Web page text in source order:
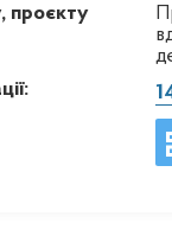
проєкту